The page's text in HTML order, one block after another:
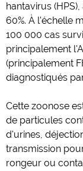
hantavirus
60%. À l'échelle
100 000 cas
principalement
(principalement
diagnostiqués
Cette zoonose
de particules
d'urines,
transmission
rongeur ou